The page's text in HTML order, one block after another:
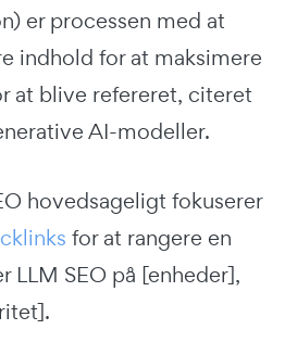
er processen med at
indhold for at maksimere
at blive refereret, citeret
AI-modeller.
hovedsageligt fokuserer
for at rangere en
LLM SEO på [enheder],